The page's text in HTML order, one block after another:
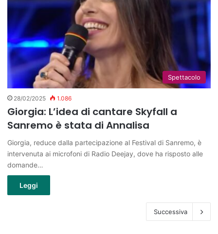
Spettacolo
28/02/2025 1.086
Giorgia: L’idea di cantare Skyfall a
Sanremo è stata di Annalisa
Giorgia, reduce dalla partecipazione al Festival di Sanremo, è
intervenuta ai microfoni di Radio Deejay, dove ha risposto alle
domande…
Leggi
Successiva